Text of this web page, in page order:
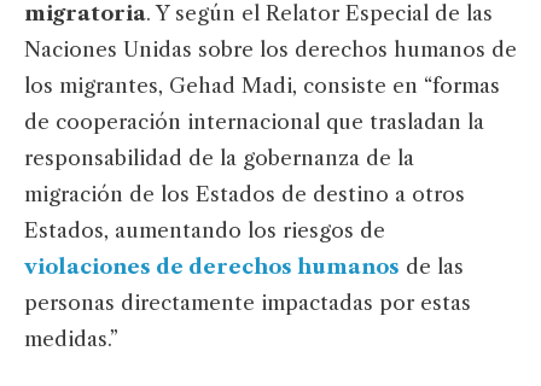
migratoria. Y según el Relator Especial de las
Naciones Unidas sobre los derechos humanos de
los migrantes, Gehad Madi, consiste en “formas
de cooperación internacional que trasladan la
responsabilidad de la gobernanza de la
migración de los Estados de destino a otros
Estados, aumentando los riesgos de
violaciones de derechos humanos de las
personas directamente impactadas por estas
medidas.”